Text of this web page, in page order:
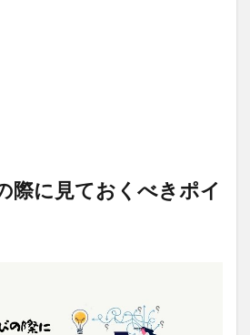
際に見ておくべきポイ